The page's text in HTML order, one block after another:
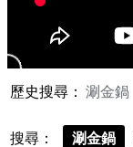
歷史搜尋： 涮金鍋
搜尋： 涮金鍋